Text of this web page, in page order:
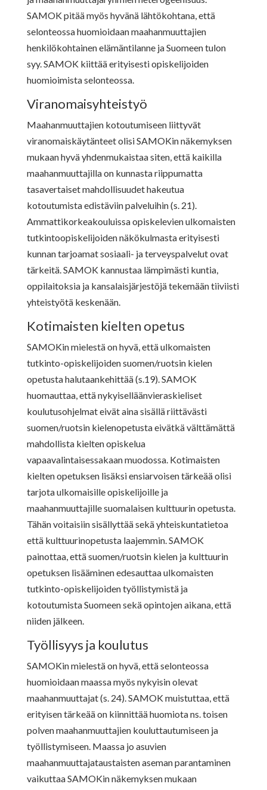
SAMOK pitää myös hyvänä lähtökohtana, että
selonteossa huomioidaan maahanmuuttajien
henkilökohtainen elämäntilanne ja Suomeen tulon
syy. SAMOK kiittää erityisesti opiskelijoiden
huomioimista selonteossa.
Viranomaisyhteistyö
Maahanmuuttajien kotoutumiseen liittyvät
viranomaiskäytänteet olisi SAMOKin näkemyksen
mukaan hyvä yhdenmukaistaa siten, että kaikilla
maahanmuuttajilla on kunnasta riippumatta
tasavertaiset mahdollisuudet hakeutua
kotoutumista edistäviin palveluihin (s. 21).
Ammattikorkeakouluissa opiskelevien ulkomaisten
tutkintoopiskelijoiden näkökulmasta erityisesti
kunnan tarjoamat sosiaali- ja terveyspalvelut ovat
tärkeitä. SAMOK kannustaa lämpimästi kuntia,
oppilaitoksia ja kansalaisjärjestöjä tekemään tiiviisti
yhteistyötä keskenään.
Kotimaisten kielten opetus
SAMOKin mielestä on hyvä, että ulkomaisten
tutkinto-opiskelijoiden suomen/ruotsin kielen
opetusta halutaankehittää (s.19). SAMOK
huomauttaa, että nykyiselläänvieraskieliset
koulutusohjelmat eivät aina sisällä riittävästi
suomen/ruotsin kielenopetusta eivätkä välttämättä
mahdollista kielten opiskelua
vapaavalintaisessakaan muodossa. Kotimaisten
kielten opetuksen lisäksi ensiarvoisen tärkeää olisi
tarjota ulkomaisille opiskelijoille ja
maahanmuuttajille suomalaisen kulttuurin opetusta.
Tähän voitaisiin sisällyttää sekä yhteiskuntatietoa
että kulttuurinopetusta laajemmin. SAMOK
painottaa, että suomen/ruotsin kielen ja kulttuurin
opetuksen lisääminen edesauttaa ulkomaisten
tutkinto-opiskelijoiden työllistymistä ja
kotoutumista Suomeen sekä opintojen aikana, että
niiden jälkeen.
Työllisyys ja koulutus
SAMOKin mielestä on hyvä, että selonteossa
huomioidaan maassa myös nykyisin olevat
maahanmuuttajat (s. 24). SAMOK muistuttaa, että
erityisen tärkeää on kiinnittää huomiota ns. toisen
polven maahanmuuttajien kouluttautumiseen ja
työllistymiseen. Maassa jo asuvien
maahanmuuttajataustaisten aseman parantaminen
vaikuttaa SAMOKin näkemyksen mukaan